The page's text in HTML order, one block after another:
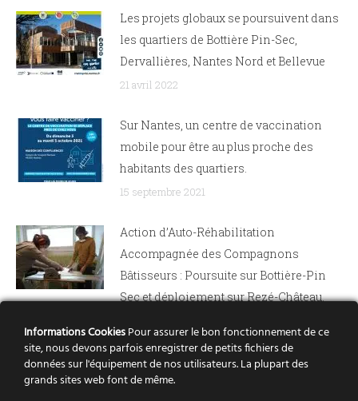
Les projets globaux se poursuivent dans
les quartiers de Bottière Pin-Sec,
Dervallières, Nantes Nord et Bellevue
21 avril 2022
Sur Nantes, un centre de vaccination
mobile pour être au plus proche des
habitants des quartiers.
15 septembre 2021
Action d’Auto-Réhabilitation
Accompagnée des Compagnons
Bâtisseurs : Poursuite sur Bottière-Pin
Sec et déploiement sur Rezé-Château.
RENDEZ-VOUS AUX PATAUGEOIRES :
Rejoignez l’équipe pour la 3ème
Informations CookiesPour assurer le bon fonctionnement de ce
site, nous devons parfois enregistrer de petits fichiers de
données sur l'équipement de nos utilisateurs. La plupart des
grands sites web font de même.